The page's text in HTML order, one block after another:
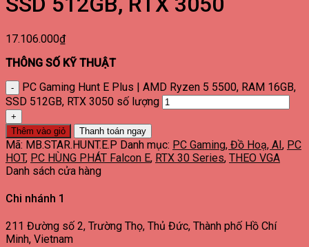
17.106.000₫
THÔNG SỐ KỸ THUẬT
PC Gaming Hunt E Plus | AMD Ryzen 5 5500, RAM 16GB,
SSD 512GB, RTX 3050 số lượng
Thêm vào giỏ Thanh toán ngay
Mã: MB.STAR.HUNT.E.P Danh mục: PC Gaming, Đồ Hoạ, AI, PC
HOT, PC HÙNG PHÁT Falcon E, RTX 30 Series, THEO VGA
Danh sách cửa hàng
Chi nhánh 1
211 Đường số 2, Trường Thọ, Thủ Đức, Thành phố Hồ Chí
Minh, Vietnam